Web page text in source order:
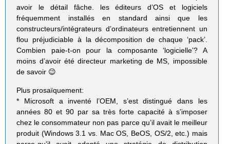
avoir le détail fâche. les éditeurs d’OS et logiciels
fréquemment installés en standard ainsi que les
constructeurs/intégrateurs d’ordinateurs entretiennent un
flou préjudiciable à la décomposition de chaque ‘pack’.
Combien paie-t-on pour la composante ‘logicielle’? A
moins d’avoir été directeur marketing de MS, impossible
de savoir 😉
Plus prosaïquement:
* Microsoft a inventé l’OEM, s’est distingué dans les
années 80 et 90 par sa très forte capacité à s’imposer
chez le consommateur non pas parce qu’il avait le meilleur
produit (Windows 3.1 vs. Mac OS, BeOS, OS/2, etc.) mais